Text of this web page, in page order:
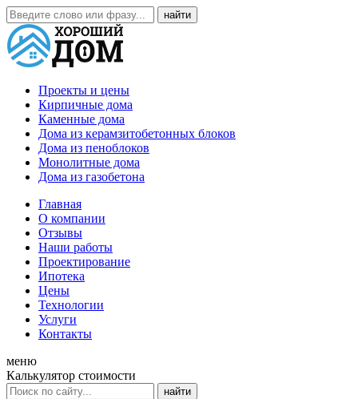
Проекты и цены
Кирпичные дома
Каменные дома
Дома из керамзитобетонных блоков
Дома из пеноблоков
Монолитные дома
Дома из газобетона
Главная
О компании
Отзывы
Наши работы
Проектирование
Ипотека
Цены
Технологии
Услуги
Контакты
меню
Калькулятор стоимости